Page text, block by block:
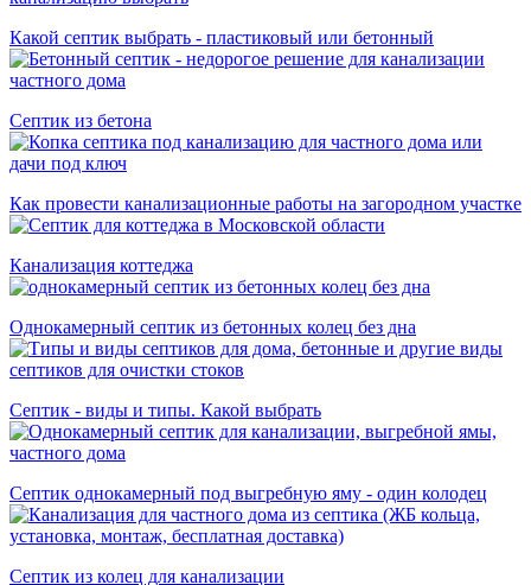
Какой септик выбрать - пластиковый или бетонный
Cептик из бетона
Как провести канализационные работы на загородном участке
Канализация коттеджа
Однокамерный септик из бетонных колец без дна
Септик - виды и типы. Какой выбрать
Септик однокамерный под выгребную яму - один колодец
Септик из колец для канализации